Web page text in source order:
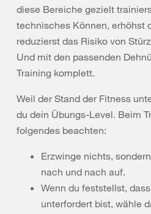
diese Bereiche gezielt
technisches Können, erhöhst
reduzierst das Risiko von
Und mit den passenden
Training komplett.
Weil der Stand der Fitness
du dein Übungs-Level. Beim
folgendes beachten:
Erzwinge nichts,
nach und nach auf.
Wenn du feststellst,
unterfordert bist, wähle